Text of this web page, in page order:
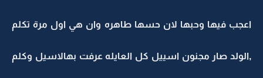
اعجب فيها وحبها لان حسها طاهره وان هي اول مرة تكلم
,الولد صار مجنون اسييل كل العايله عرفت بهالاسيل وكلم